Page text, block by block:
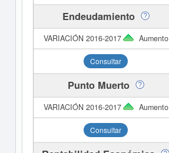
Endeudamiento
Aumento
Consultar
Punto Muerto
Aumento
Consultar